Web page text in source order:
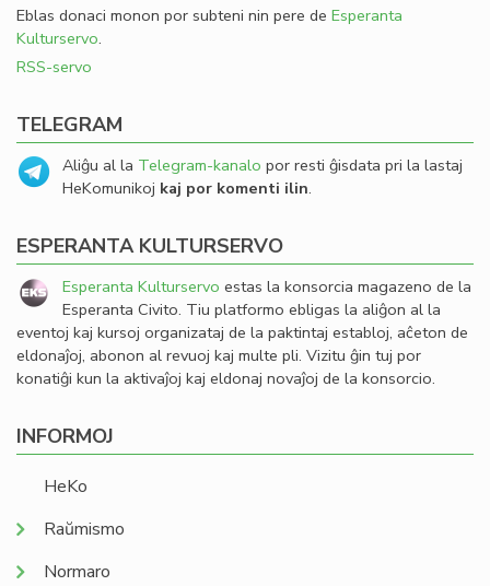
Eblas donaci monon por subteni nin pere de Esperanta
Kulturservo.
RSS-servo
TELEGRAM
Aliĝu al la Telegram-kanalo por resti ĝisdata pri la lastaj
HeKomunikoj kaj por komenti ilin.
ESPERANTA KULTURSERVO
Esperanta Kulturservo estas la konsorcia magazeno de la
Esperanta Civito. Tiu platformo ebligas la aliĝon al la
eventoj kaj kursoj organizataj de la paktintaj establoj, aĉeton de
eldonaĵoj, abonon al revuoj kaj multe pli. Vizitu ĝin tuj por
konatiĝi kun la aktivaĵoj kaj eldonaj novaĵoj de la konsorcio.
INFORMOJ
HeKo
Raŭmismo
Normaro